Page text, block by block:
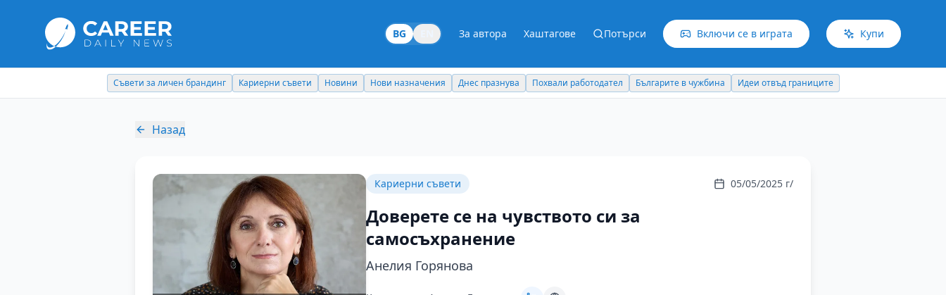
BG За автора Хаштагове Потърси Включи се в играта Купи
Съвети за личен брандинг Кариерни съвети Новини Нови назначения Днес празнува Похвали работодател Българите в чужбина Идеи отвъд границите
Назад
Кариерни съвети 05/05/2025 г/
Доверете се на чувството си за
самосъхранение
Анелия Горянова